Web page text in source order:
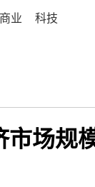
商业 科技
市场规